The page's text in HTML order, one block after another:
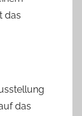
das
das